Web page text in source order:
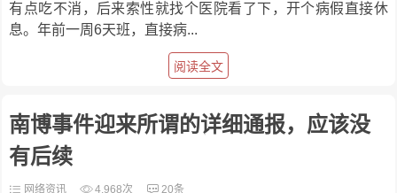
有点吃不消，后来索性就找个医院看了下，开个病假直接休
息。年前一周6天班，直接病...
阅读全文
南博事件迎来所谓的详细通报，应该没
有后续
网络资讯 4,968次 20条